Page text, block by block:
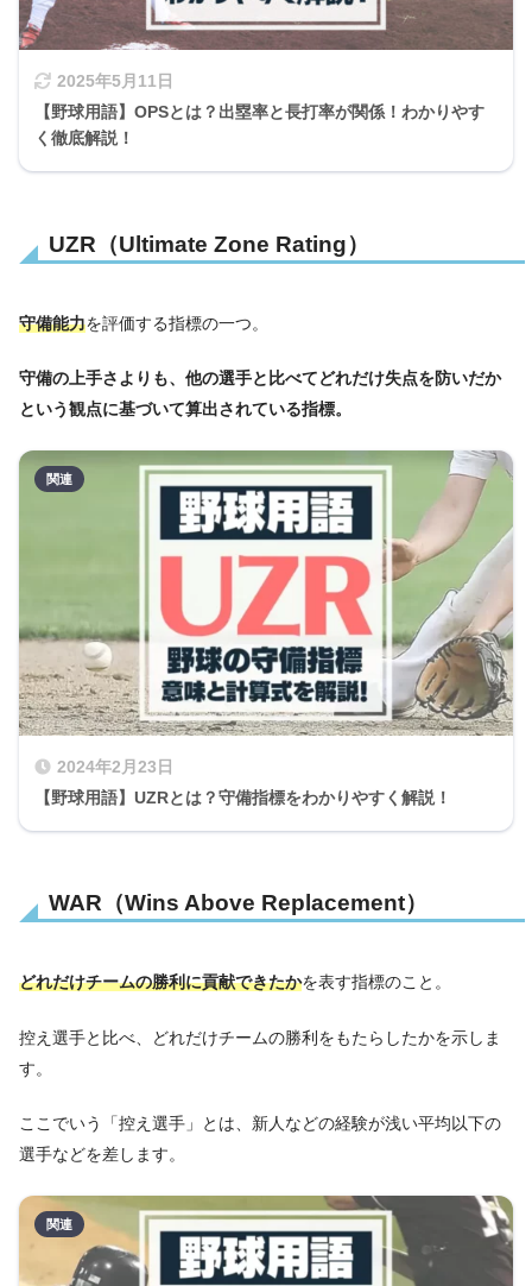
2025年5月11日
【野球用語】OPSとは？出塁率と長打率が関係！わかりやす
く徹底解説！
UZR（Ultimate Zone Rating）
守備能力を評価する指標の一つ。
守備の上手さよりも、他の選手と比べてどれだけ失点を防いだか
という観点に基づいて算出されている指標。
2024年2月23日
【野球用語】UZRとは？守備指標をわかりやすく解説！
WAR（Wins Above Replacement）
どれだけチームの勝利に貢献できたかを表す指標のこと。
控え選手と比べ、どれだけチームの勝利をもたらしたかを示しま
す。
ここでいう「控え選手」とは、新人などの経験が浅い平均以下の
選手などを差します。